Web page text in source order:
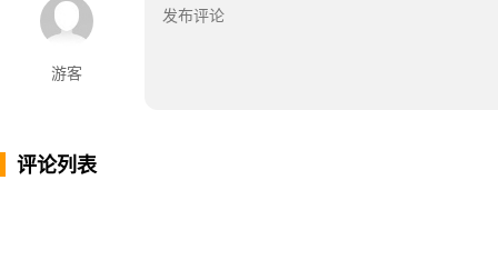
游客
评论列表